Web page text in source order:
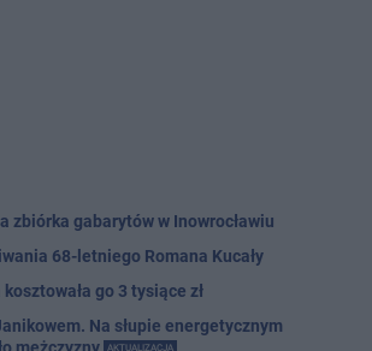
zbiórka gabarytów w Inowrocławiu
68-letniego Romana Kucały
go 3 tysiące zł
Na słupie energetycznym
mężczyzny
AKTUALIZACJA